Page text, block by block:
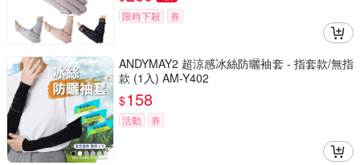
限時下殺 券
ANDYMAY2 超涼感冰絲防曬袖套 - 指套款/無指
款 (1入) AM-Y402
$158
活動 券